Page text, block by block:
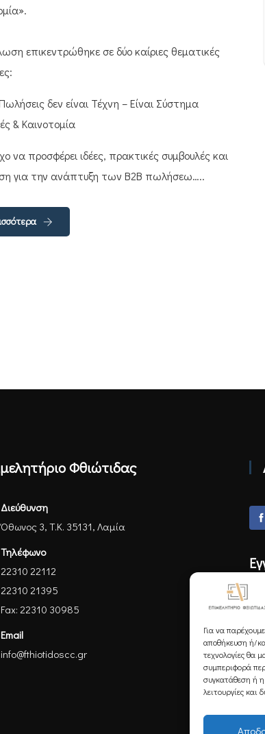
Για να
αποθήκευση ή/
τεχνολογίες θα
συμπεριφορά
συγκατάθεση ή
λειτουργίες και
επικεντρώθηκε σε δύο καίριες θεματικές
δεν είναι Τέχνη – Είναι Σύστημα
& Καινοτομία
να προσφέρει ιδέες, πρακτικές συμβουλές και
για την ανάπτυξη των B2B πωλήσεω…..
Φθιώτιδας
Διεύθυνση
Όθωνος 3, Τ.Κ. 35131, Λαμία
Τηλέφωνο
22310 22112
22310 21395
Fax: 22310 30985
Email
info@fthiotidoscc.gr